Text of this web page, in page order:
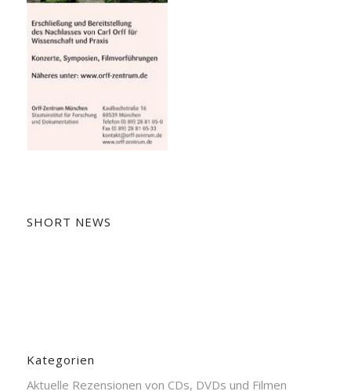
SHORT NEWS
Kategorien
Aktuelle Rezensionen von CDs, DVDs und Filmen